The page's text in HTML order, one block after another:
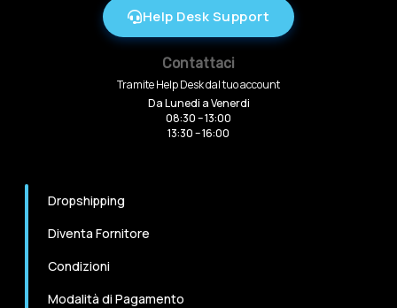
Help Desk Support
Contattaci
Tramite Help Desk dal tuo account
Da Lunedi a Venerdi
08:30 – 13:00
13:30 – 16:00
Dropshipping
Diventa Fornitore
Condizioni
Modalità di Pagamento